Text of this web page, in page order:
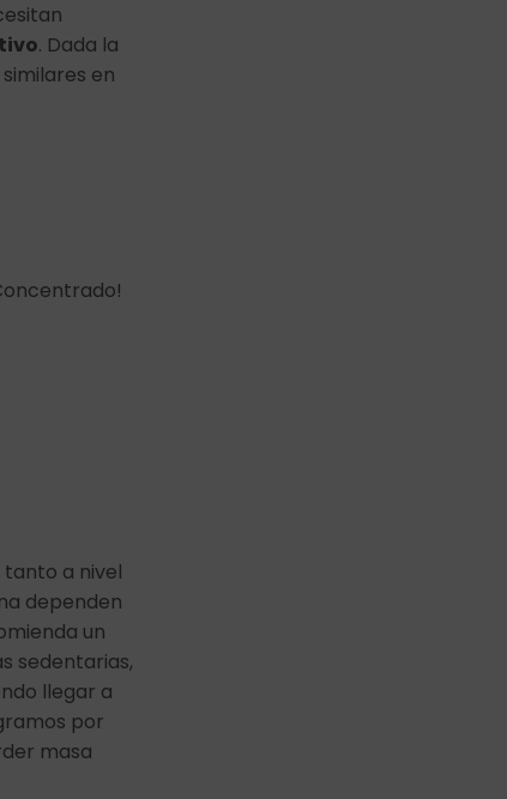
. Dada la
en
tanto a nivel
dependen
un
sedentarias,
llegar a
por
masa